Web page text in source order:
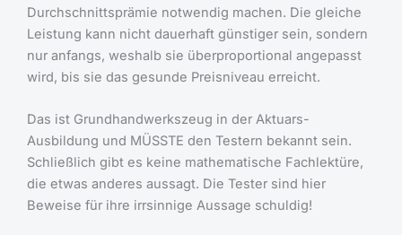
Durchschnittsprämie notwendig machen. Die gleiche
Leistung kann nicht dauerhaft günstiger sein, sondern
nur anfangs, weshalb sie überproportional angepasst
wird, bis sie das gesunde Preisniveau erreicht.
Das ist Grundhandwerkszeug in der Aktuars-
Ausbildung und MÜSSTE den Testern bekannt sein.
Schließlich gibt es keine mathematische Fachlektüre,
die etwas anderes aussagt. Die Tester sind hier
Beweise für ihre irrsinnige Aussage schuldig!